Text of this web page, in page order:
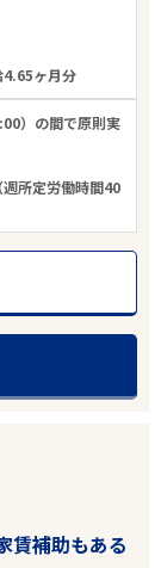
ヶ月分
）の間で原則実
所定労働時間40
賃補助もある